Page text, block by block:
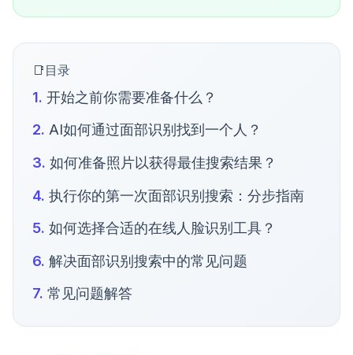
目录
开始之前你需要准备什么？
AI如何通过面部识别找到一个人？
如何准备照片以获得最佳搜索结果？
执行你的第一次面部识别搜索：分步指南
如何选择合适的在线人脸识别工具？
解决面部识别搜索中的常见问题
常见问题解答